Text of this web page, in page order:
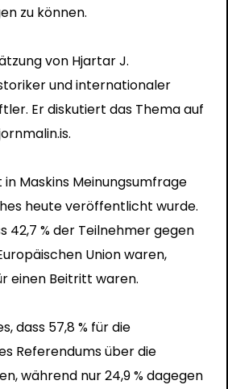
zu können.
von Hjartar J.
und internationaler
Er diskutiert das Thema auf
Maskins Meinungsumfrage
heute veröffentlicht wurde.
42,7 % der Teilnehmer gegen
Union waren,
einen Beitritt waren.
dass 57,8 % für die
Referendums über die
während nur 24,9 % dagegen